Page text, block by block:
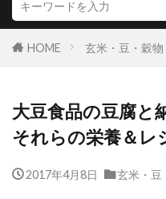
HOME 玄米・豆・穀物
大豆食品の豆腐と
それらの栄養＆レ
2017年4月8日 玄米・豆